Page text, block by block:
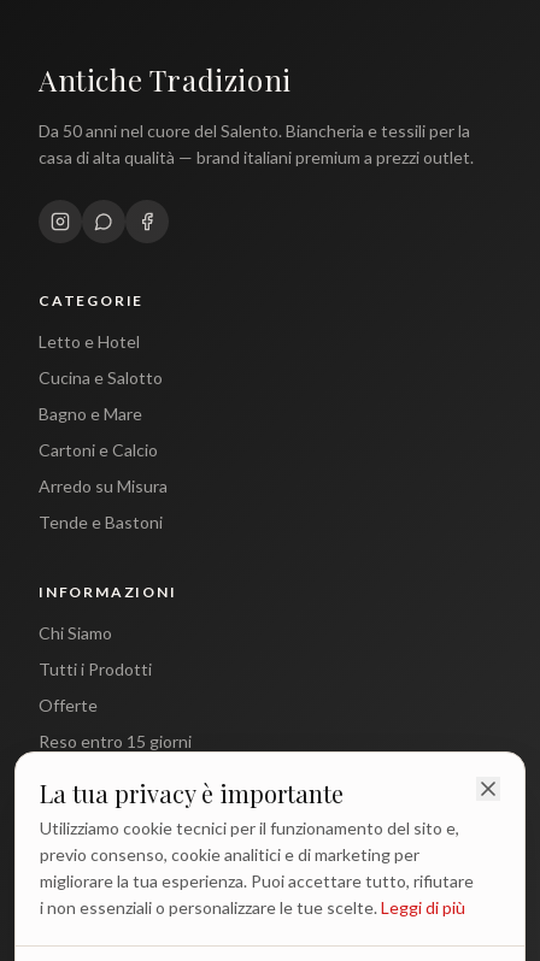
Antiche Tradizioni
Da 50 anni nel cuore del Salento. Biancheria e tessili per la
casa di alta qualità — brand italiani premium a prezzi outlet.
CATEGORIE
Letto e Hotel
Cucina e Salotto
Bagno e Mare
Cartoni e Calcio
Arredo su Misura
Tende e Bastoni
INFORMAZIONI
Chi Siamo
Tutti i Prodotti
Offerte
Reso entro 15 giorni
CONTATTI
info@antichetradizioni.it
+39 329 617 1194
La tua privacy è importante
Utilizziamo cookie tecnici per il funzionamento del sito e,
previo consenso, cookie analitici e di marketing per
migliorare la tua esperienza. Puoi accettare tutto, rifiutare
i non essenziali o personalizzare le tue scelte.Leggi di più